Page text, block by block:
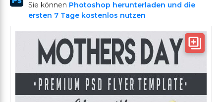
Sie können Photoshop herunterladen und die
ersten 7 Tage kostenlos nutzen